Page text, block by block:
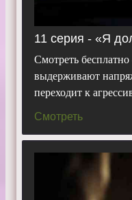
11 серия - «Я
Смотреть
выдерживают
переходит к
Смотреть